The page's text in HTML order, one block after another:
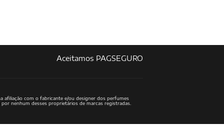
Aceitamos PAGSEGURO
afiliação com o fabricante e/ou designer dos perfumes
nenhum desses proprietários de marcas registradas.